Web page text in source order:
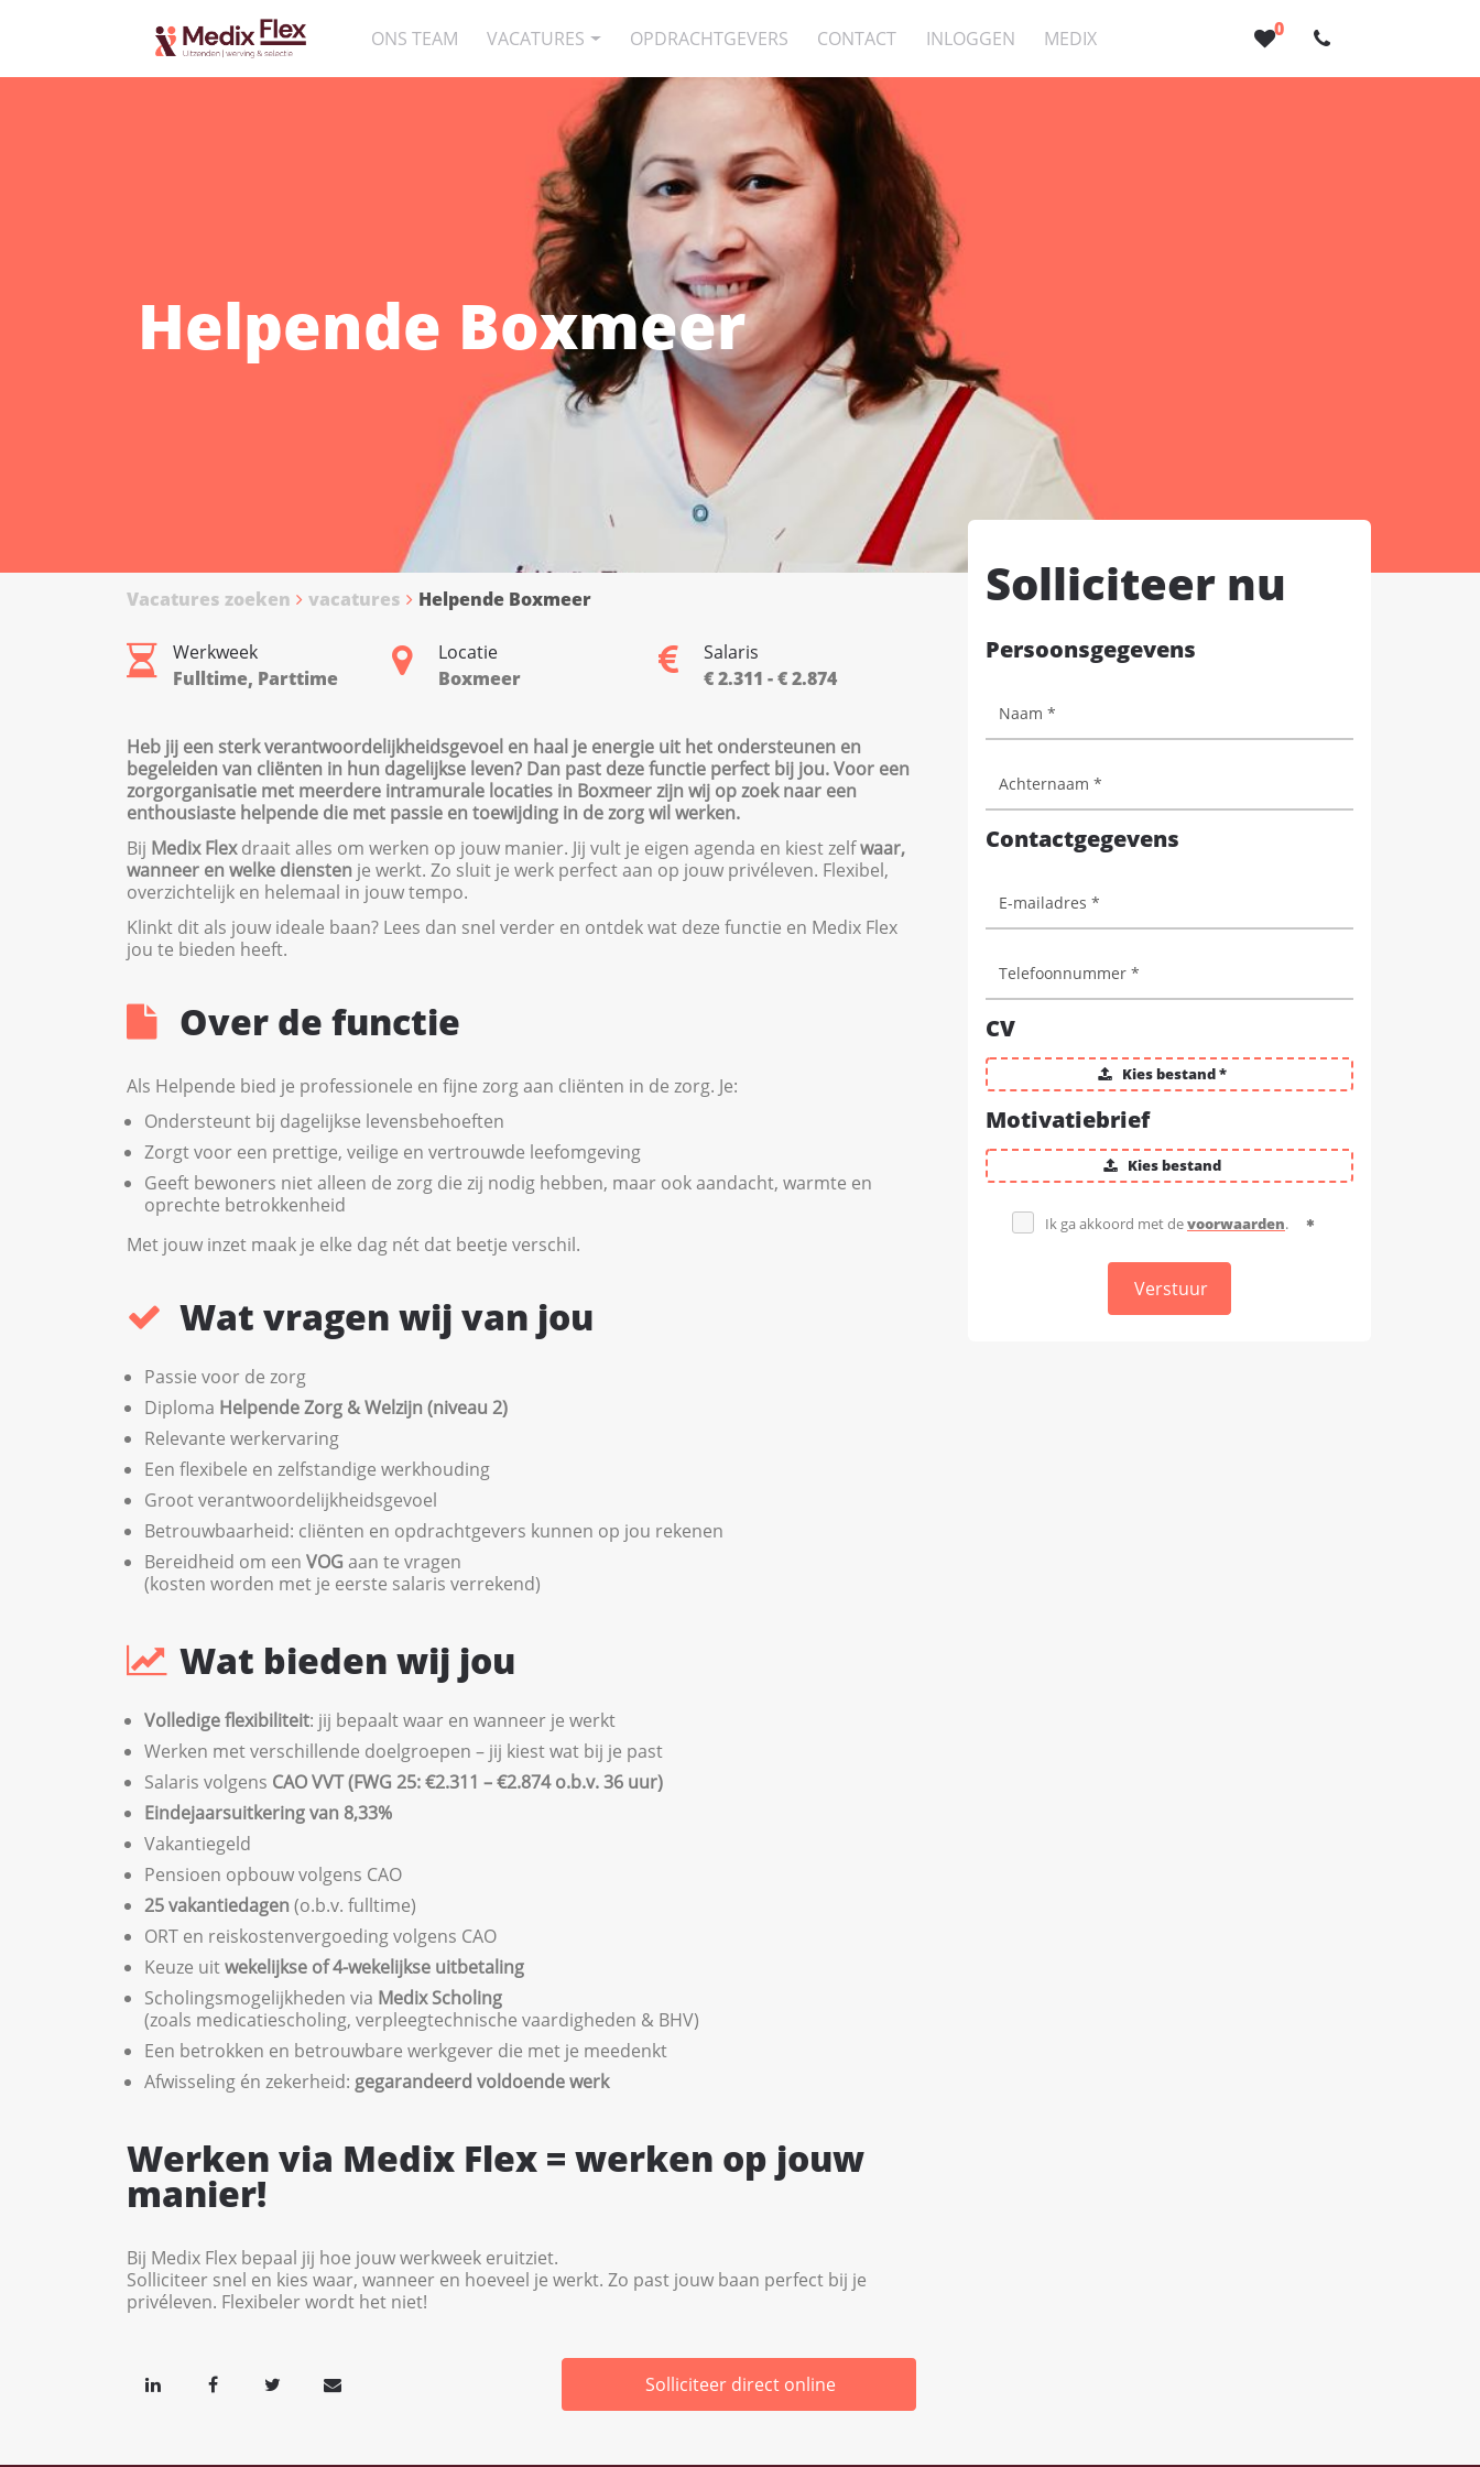
ONS TEAM VACATURES OPDRACHTGEVERS CONTACT INLOGGEN MEDIX 0
Helpende Boxmeer
Vacatures zoeken vacatures Helpende Boxmeer
Werkweek
Fulltime, Parttime
Locatie
Boxmeer
Salaris
€ 2.311 - € 2.874
Heb jij een sterk verantwoordelijkheidsgevoel en haal je energie uit het ondersteunen en
begeleiden van cliënten in hun dagelijkse leven? Dan past deze functie perfect bij jou. Voor een
zorgorganisatie met meerdere intramurale locaties in Boxmeer zijn wij op zoek naar een
enthousiaste helpende die met passie en toewijding in de zorg wil werken.
Bij Medix Flex draait alles om werken op jouw manier. Jij vult je eigen agenda en kiest zelfwaar,
wanneer en welke diensten je werkt. Zo sluit je werk perfect aan op jouw privéleven. Flexibel,
overzichtelijk en helemaal in jouw tempo.
Klinkt dit als jouw ideale baan? Lees dan snel verder en ontdek wat deze functie en Medix Flex
jou te bieden heeft.
Over de functie
Als Helpende bied je professionele en fijne zorg aan cliënten in de zorg. Je:
Ondersteunt bij dagelijkse levensbehoeften
Zorgt voor een prettige, veilige en vertrouwde leefomgeving
Geeft bewoners niet alleen de zorg die zij nodig hebben, maar ook aandacht, warmte en
oprechte betrokkenheid
Met jouw inzet maak je elke dag nét dat beetje verschil.
Wat vragen wij van jou
Passie voor de zorg
Diploma Helpende Zorg & Welzijn (niveau 2)
Relevante werkervaring
Een flexibele en zelfstandige werkhouding
Groot verantwoordelijkheidsgevoel
Betrouwbaarheid: cliënten en opdrachtgevers kunnen op jou rekenen
Bereidheid om een VOG aan te vragen
(kosten worden met je eerste salaris verrekend)
Wat bieden wij jou
Volledige flexibiliteit: jij bepaalt waar en wanneer je werkt
Werken met verschillende doelgroepen – jij kiest wat bij je past
Salaris volgens CAO VVT (FWG 25: €2.311 – €2.874 o.b.v. 36 uur)
Eindejaarsuitkering van 8,33%
Vakantiegeld
Pensioen opbouw volgens CAO
25 vakantiedagen(o.b.v. fulltime)
ORT en reiskostenvergoeding volgens CAO
Keuze uitwekelijkse of 4-wekelijkse uitbetaling
Scholingsmogelijkheden via Medix Scholing
(zoals medicatiescholing, verpleegtechnische vaardigheden & BHV)
Een betrokken en betrouwbare werkgever die met je meedenkt
Afwisseling én zekerheid: gegarandeerd voldoende werk
Werken via Medix Flex = werken op jouw
manier!
Bij Medix Flex bepaal jij hoe jouw werkweek eruitziet.
Solliciteer snel en kies waar, wanneer en hoeveel je werkt. Zo past jouw baan perfect bij je
privéleven. Flexibeler wordt het niet!
Solliciteer direct online
Solliciteer nu
Persoonsgegevens
Contactgegevens
CV
Kies bestand *
Motivatiebrief
Kies bestand
Ik ga akkoord met devoorwaarden.
Verstuur